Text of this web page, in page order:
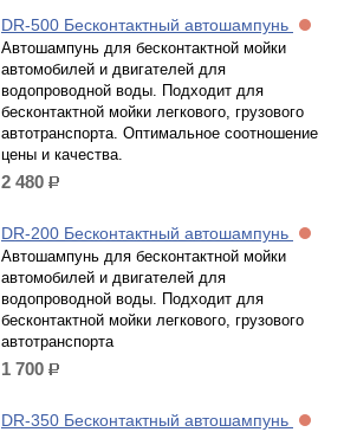
DR-500 Бесконтактный автошампунь
Автошампунь для бесконтактной мойки
автомобилей и двигателей для
водопроводной воды. Подходит для
бесконтактной мойки легкового, грузового
автотранспорта. Оптимальное соотношение
цены и качества.
2 480 р.
DR-200 Бесконтактный автошампунь
Автошампунь для бесконтактной мойки
автомобилей и двигателей для
водопроводной воды. Подходит для
бесконтактной мойки легкового, грузового
автотранспорта
1 700 р.
DR-350 Бесконтактный автошампунь